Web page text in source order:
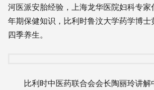
河医派安胎经验，上海龙华医院妇科专
年期保健知识，比利时鲁汶大学药学博
四季养生。
比利时中医药联合会会长陶丽玲讲解